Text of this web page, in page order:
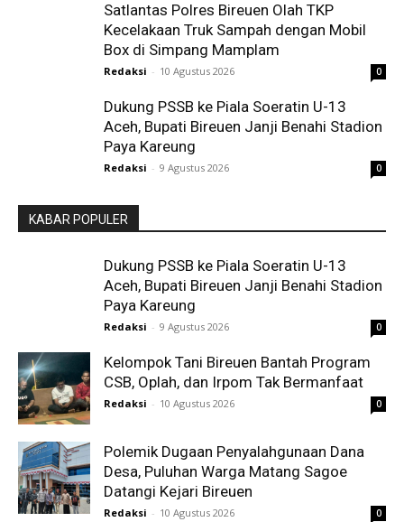
Satlantas Polres Bireuen Olah TKP
Kecelakaan Truk Sampah dengan Mobil
Box di Simpang Mamplam
Redaksi - 10 Agustus 2026 0
Dukung PSSB ke Piala Soeratin U-13
Aceh, Bupati Bireuen Janji Benahi Stadion
Paya Kareung
Redaksi - 9 Agustus 2026 0
KABAR POPULER
Dukung PSSB ke Piala Soeratin U-13
Aceh, Bupati Bireuen Janji Benahi Stadion
Paya Kareung
Redaksi - 9 Agustus 2026 0
Kelompok Tani Bireuen Bantah Program
CSB, Oplah, dan Irpom Tak Bermanfaat
Redaksi - 10 Agustus 2026 0
Polemik Dugaan Penyalahgunaan Dana
Desa, Puluhan Warga Matang Sagoe
Datangi Kejari Bireuen
Redaksi - 10 Agustus 2026 0